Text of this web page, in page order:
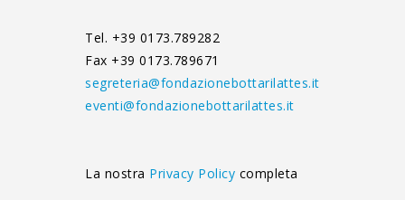
Tel. +39 0173.789282
Fax +39 0173.789671
segreteria@fondazionebottarilattes.it
eventi@fondazionebottarilattes.it
La nostra Privacy Policy completa